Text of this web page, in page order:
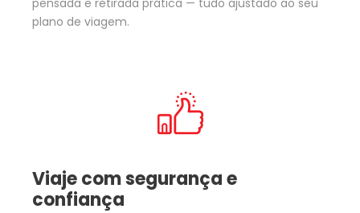
pensada e retirada prática — tudo ajustado ao seu
plano de viagem.
Viaje com segurança e
confiança